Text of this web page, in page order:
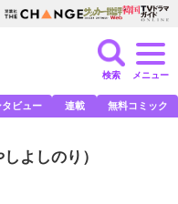
検索 メニュー
タビュー 連載 無料コミック
しよしのり）